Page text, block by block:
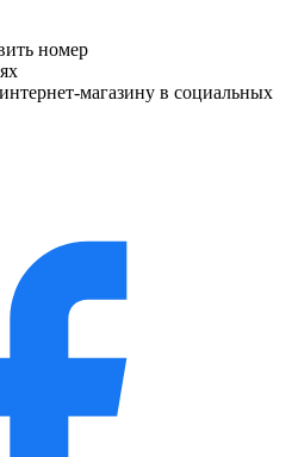
номер
магазину в социальных